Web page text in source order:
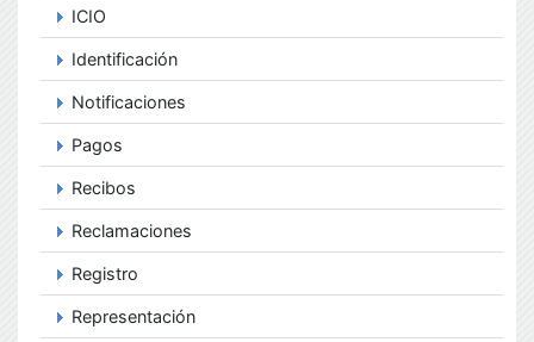
ICIO
Identificación
Notificaciones
Pagos
Recibos
Reclamaciones
Registro
Representación